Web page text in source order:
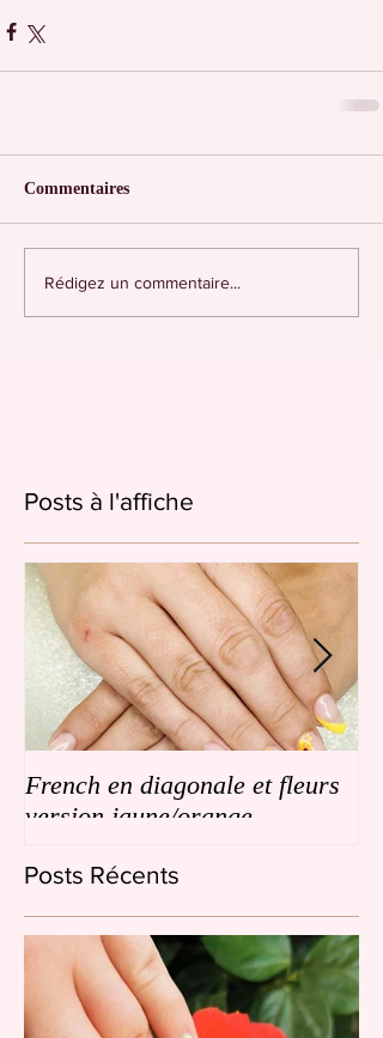
Commentaires
Rédigez un commentaire...
Posts à l'affiche
French en diagonale et fleurs
version jaune/orange
Posts Récents